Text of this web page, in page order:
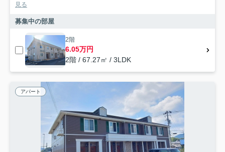
見る
募集中の部屋
2階
6.05万円
2階 / 67.27㎡ / 3LDK
アパート